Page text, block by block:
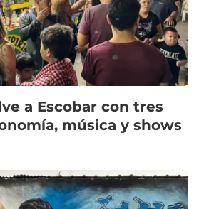
a Escobar con tres
música y shows